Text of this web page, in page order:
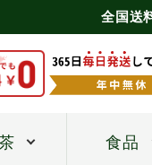
全国送
食品